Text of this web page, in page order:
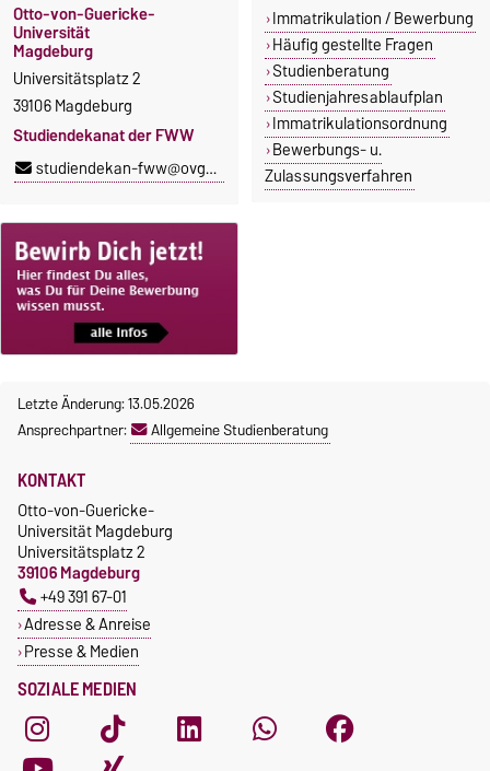
Otto-von-Guericke-
Universität
Magdeburg
Universitätsplatz 2
39106 Magdeburg
Studiendekanat der FWW
studiendekan-fww@ovgu.de
Immatrikulation / Bewerbung
Häufig gestellte Fragen
Studienberatung
Studienjahresablaufplan
Immatrikulationsordnung
Bewerbungs- u.
Zulassungsverfahren
Letzte Änderung: 13.05.2026
Ansprechpartner:
Allgemeine Studienberatung
SOZIALE MEDIEN
KONTAKT
Otto-von-Guericke-
Universität Magdeburg
Universitätsplatz 2
39106 Magdeburg
+49 391 67-01
Adresse & Anreise
Presse & Medien